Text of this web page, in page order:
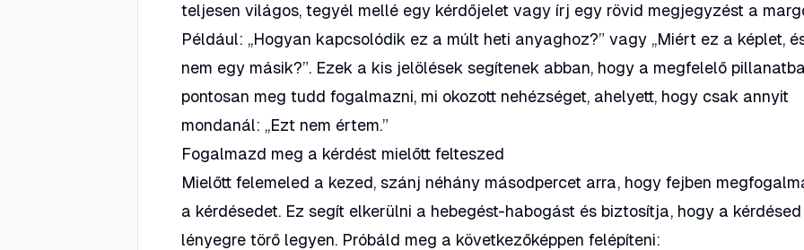
teljesen világos, tegyél mellé egy kérdőjelet vagy írj egy rövid megjegyzést a
Például: „Hogyan kapcsolódik ez a múlt heti anyaghoz?” vagy „Miért ez a képlet,
nem egy másik?”. Ezek a kis jelölések segítenek abban, hogy a megfelelő
pontosan meg tudd fogalmazni, mi okozott nehézséget, ahelyett, hogy csak annyit
mondanál: „Ezt nem értem.”
Fogalmazd meg a kérdést mielőtt felteszed
Mielőtt felemeled a kezed, szánj néhány másodpercet arra, hogy fejben
a kérdésedet. Ez segít elkerülni a hebegést-habogást és biztosítja, hogy a kérdésed
lényegre törő legyen. Próbáld meg a következőképpen felépíteni: